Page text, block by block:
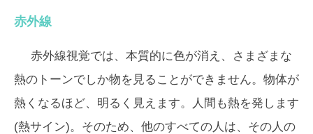
赤外線
赤外線視覚では、本質的に色が消え、さまざまな
熱のトーンでしか物を見ることができません。物体が
熱くなるほど、明るく見えます。人間も熱を発します
(熱サイン)。そのため、他のすべての人は、その人の